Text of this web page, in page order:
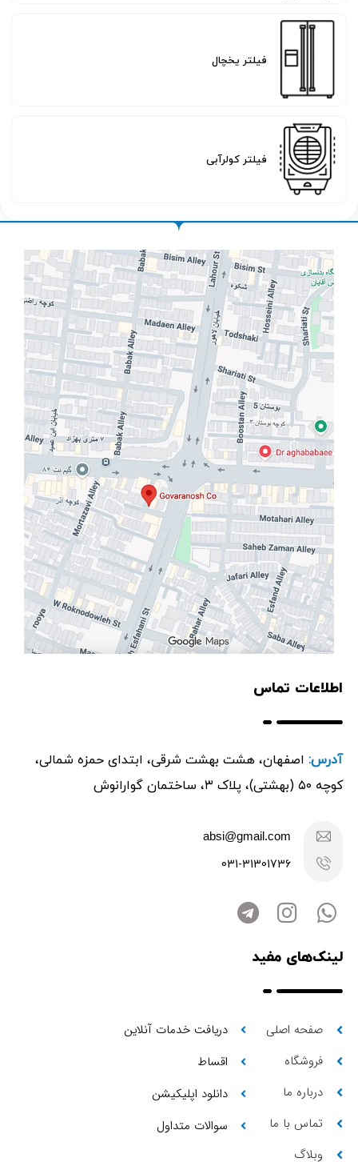
فیلتر یخچال
فیلتر کولرآبی
اطلاعات تماس
آدرس: اصفهان، هشت بهشت شرقی، ابتدای حمزه شمالی،
کوچه ۵۰ (بهشتی)، پلاک ۳، ساختمان گوارانوش
absi@gmail.com
031-31301736
لینک‌های مفید
صفحه اصلی
فروشگاه
درباره ما
تماس با ما
وبلاگ
دریافت خدمات آنلاین
اقساط
دانلود اپلیکیشن
سوالات متداول